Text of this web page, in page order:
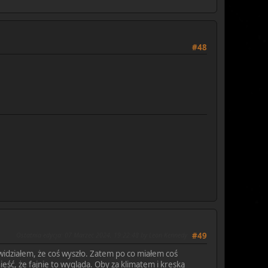
#48
#49
że coś wyszło. Zatem po co miałem coś
że fajnie to wygląda. Oby za klimatem i kreską